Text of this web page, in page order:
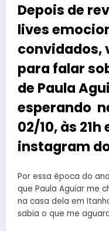
Depois de
lives
convidados,
para falar
de Paula
esperando
02/10, às
instagram
Por essa época do
que Paula Aguiar me
na casa dela em
sabia o que me